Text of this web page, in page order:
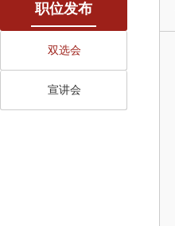
职位发布
双选会
宣讲会